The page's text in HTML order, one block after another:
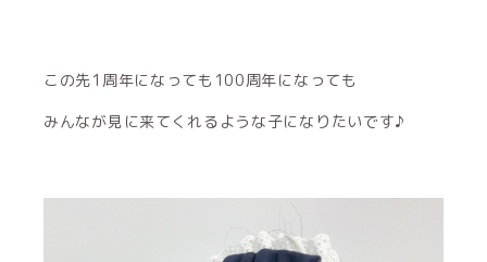
この先1周年になっても100周年になっても
みんなが見に来てくれるような子になりたいです♪